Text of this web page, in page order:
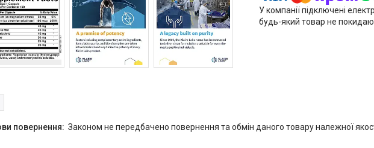
У компанії підключені
будь-який товар не
Законом не передбачено повернення та обмін даного товару належної